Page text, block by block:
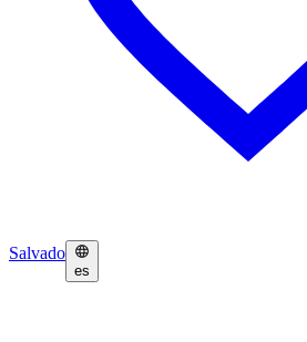
Salvado
es